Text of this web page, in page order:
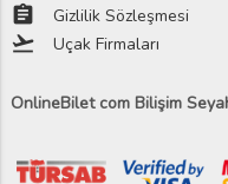
assignment Gizlilik Sözleşmesi
flight_takeoff Uçak Firmaları
OnlineBilet com Bilişim